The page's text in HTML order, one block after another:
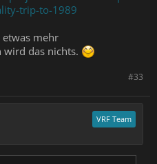
trip-to-1989
mehr
wird das nichts.
#33
VRF Team